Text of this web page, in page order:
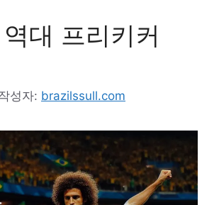
대 프리키커
성자: brazilssull.com